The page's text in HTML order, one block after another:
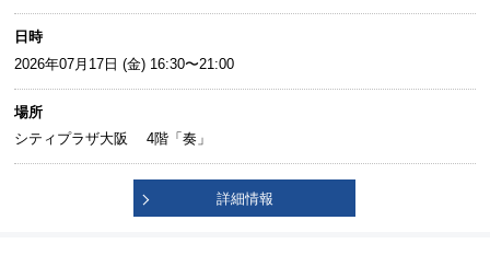
日時
2026年07月17日 (金) 16:30〜21:00
場所
シティプラザ大阪 4階「奏」
詳細情報